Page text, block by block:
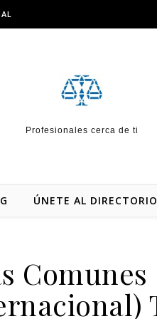
Profesionales cerca de ti
ÚNETE AL DIRECTORIO
Comunes